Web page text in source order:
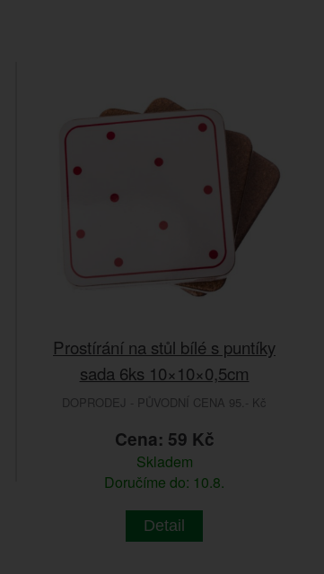
Prostírání na stůl bílé s puntíky
sada 6ks 10×10×0,5cm
DOPRODEJ - PŮVODNÍ CENA 95.- Kč
Cena: 59 Kč
Skladem
Doručíme do: 10.8.
Detail